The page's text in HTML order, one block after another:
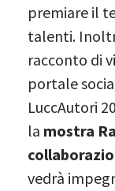
premiare il
talenti.
racconto di
portale
LuccAutori
la mostra
vedrà